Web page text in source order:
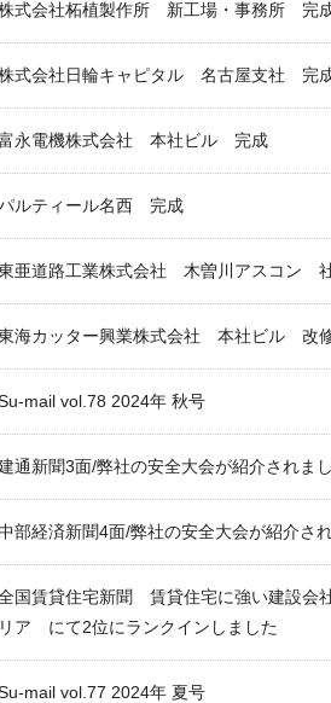
式会社柘植製作所 新工場・事務所 完
式会社日輪キャピタル 名古屋支社 完
永電機株式会社 本社ビル 完成
ルティール名西 完成
亜道路工業株式会社 木曽川アスコン
海カッター興業株式会社 本社ビル 改
mail vol.78 2024年 秋号
通新聞3面/弊社の安全大会が紹介されま
部経済新聞4面/弊社の安全大会が紹介さ
国賃貸住宅新聞 賃貸住宅に強い建設会
リア にて2位にランクインしました
mail vol.77 2024年 夏号